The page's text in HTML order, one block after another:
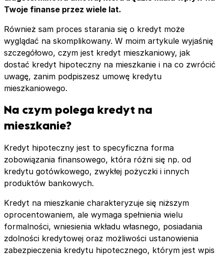
Twoje finanse przez wiele lat.
Również sam proces starania się o kredyt może
wyglądać na skomplikowany. W moim artykule wyjaśnię
szczegółowo, czym jest kredyt mieszkaniowy, jak
dostać kredyt hipoteczny na mieszkanie i na co zwrócić
uwagę, zanim podpiszesz umowę kredytu
mieszkaniowego.
Na czym polega kredyt na
mieszkanie?
Kredyt hipoteczny jest to specyficzna forma
zobowiązania finansowego, która różni się np. od
kredytu gotówkowego, zwykłej pożyczki i innych
produktów bankowych.
Kredyt na mieszkanie charakteryzuje się niższym
oprocentowaniem, ale wymaga spełnienia wielu
formalności, wniesienia wkładu własnego, posiadania
zdolności kredytowej oraz możliwości ustanowienia
zabezpieczenia kredytu hipotecznego, którym jest wpis